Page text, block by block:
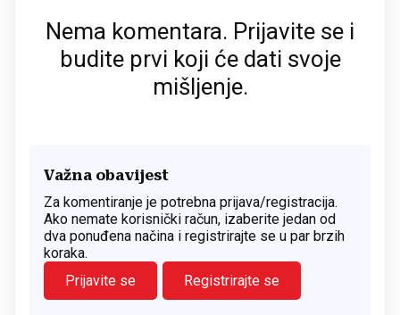
Nema komentara. Prijavite se i
budite prvi koji će dati svoje
mišljenje.
Važna obavijest
Za komentiranje je potrebna prijava/registracija.
Ako nemate korisnički račun, izaberite jedan od
dva ponuđena načina i registrirajte se u par brzih
koraka.
Prijavite se
Registrirajte se